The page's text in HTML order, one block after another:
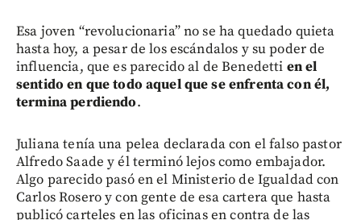
Esa joven “revolucionaria” no se ha quedado quieta
hasta hoy, a pesar de los escándalos y su poder de
influencia, que es parecido al de Benedetti en el
sentido en que todo aquel que se enfrenta con él,
termina perdiendo.
Juliana tenía una pelea declarada con el falso pastor
Alfredo Saade y él terminó lejos como embajador.
Algo parecido pasó en el Ministerio de Igualdad con
Carlos Rosero y con gente de esa cartera que hasta
publicó carteles en las oficinas en contra de las